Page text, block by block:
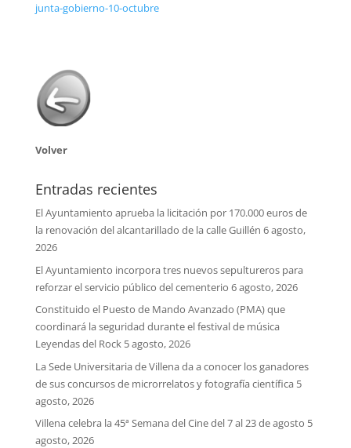
junta-gobierno-10-octubre
Volver
Entradas recientes
El Ayuntamiento aprueba la licitación por 170.000 euros de
la renovación del alcantarillado de la calle Guillén 6 agosto,
2026
El Ayuntamiento incorpora tres nuevos sepultureros para
reforzar el servicio público del cementerio 6 agosto, 2026
Constituido el Puesto de Mando Avanzado (PMA) que
coordinará la seguridad durante el festival de música
Leyendas del Rock 5 agosto, 2026
La Sede Universitaria de Villena da a conocer los ganadores
de sus concursos de microrrelatos y fotografía científica 5
agosto, 2026
Villena celebra la 45ª Semana del Cine del 7 al 23 de agosto 5
agosto, 2026